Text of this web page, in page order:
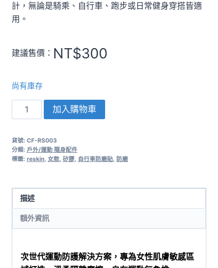
計，無論是騎乘、自行車、跑步或日常健身穿搭皆適
用。
建議售價： NT$300
尚有庫存
利
ReSkin
單
矽
加入購物車
貨號: CF-RS003
分類: 戶外/運動 隨身配件
標籤: reskin, 女款, 矽膠, 自行車防磨貼, 防磨
描述
額外資訊
次世代運動防護解決方案，專為女性肌膚敏感區